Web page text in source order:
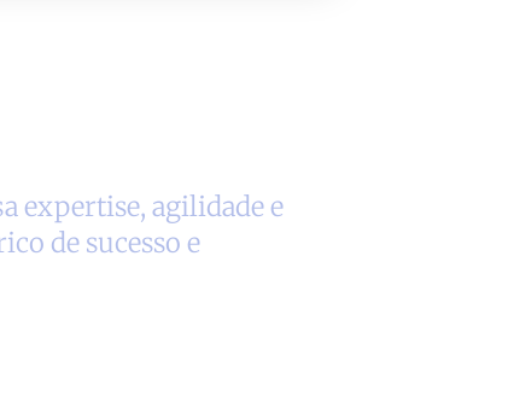
expertise, agilidade e
de sucesso e